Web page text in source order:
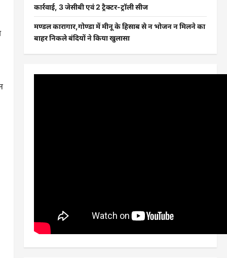
कार्रवाई, 3 जेसीबी एवं 2 ट्रैक्टर-ट्रॉली सीज
मण्डल कारागार,गोण्डा में मीनू के हिसाब से न भोजन न मिलने का
बाहर निकले बंदियों ने किया खुलासा